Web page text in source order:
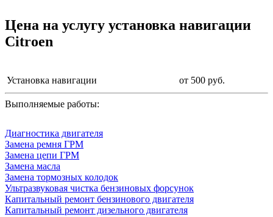
Цена на услугу установка навигации
Citroen
Установка навигации от 500 руб.
Выполняемые работы:
Диагностика двигателя
Замена ремня ГРМ
Замена цепи ГРМ
Замена масла
Замена тормозных колодок
Ультразвуковая чистка бензиновых форсунок
Капитальный ремонт бензинового двигателя
Капитальный ремонт дизельного двигателя